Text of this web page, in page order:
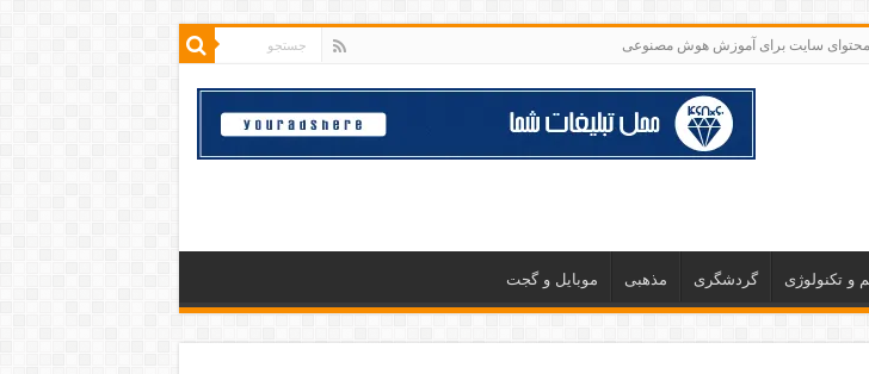
محتوای سایت برای آموزش هوش مصنوعی
و تکنولوژی گردشگری مذهبی موبایل و گجت